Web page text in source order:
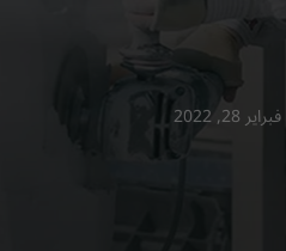
فبراير 28, 2022